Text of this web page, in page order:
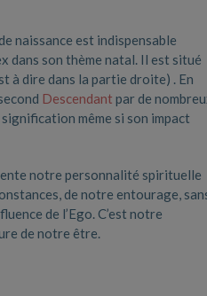
naissance est indispensable
dans son thème natal. Il est situé
à dire dans la partie droite) . En
Descendant par de
même si son impact
notre personnalité spirituelle
de notre entourage,
de l’Ego. C’est notre
de notre être.